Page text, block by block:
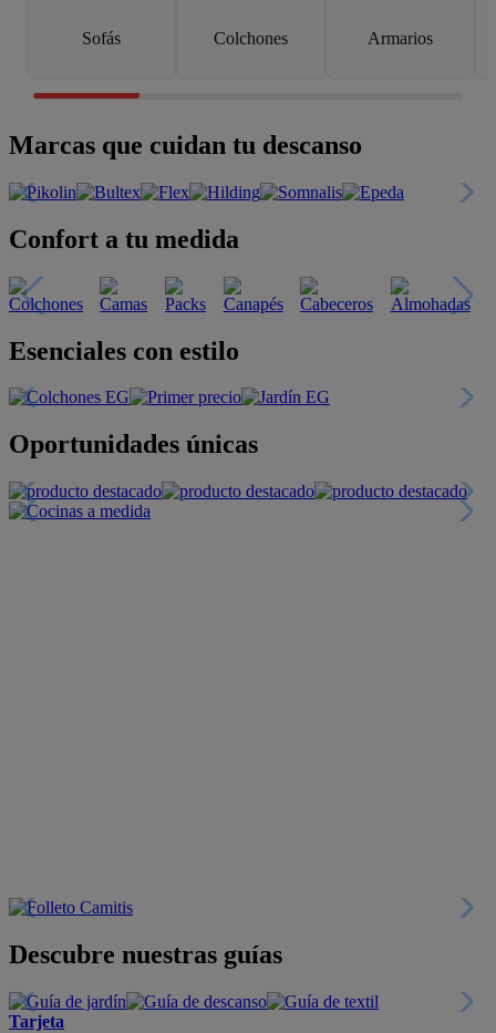
Sofás Colchones Armarios
Marcas que cuidan tu descanso
Confort a tu medida
Esenciales con estilo
Oportunidades únicas
Descubre nuestras guías
Tarjeta